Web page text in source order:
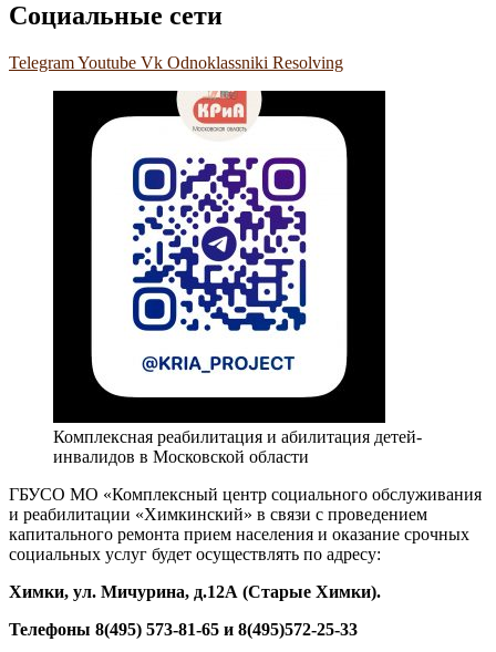
Социальные сети
TelegramYoutube Vk Odnoklassniki Resolving
Комплексная реабилитация и абилитация детей-
инвалидов в Московской области
ГБУСО МО «Комплексный центр социального обслуживания
и реабилитации «Химкинский» в связи с проведением
капитального ремонта прием населения и оказание срочных
социальных услуг будет осуществлять по адресу:
Химки, ул. Мичурина, д.12А (Старые Химки).
Телефоны 8(495) 573-81-65 и 8(495)572-25-33